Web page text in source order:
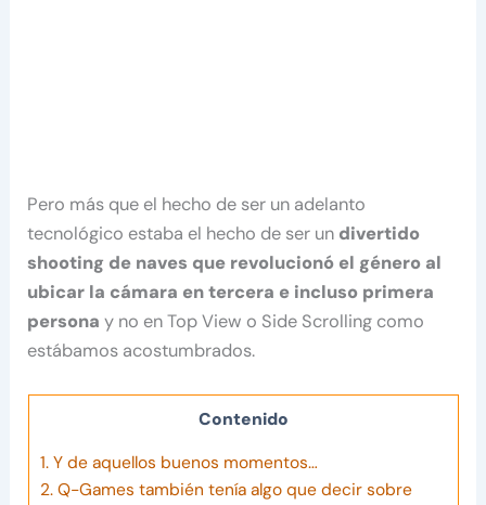
Pero más que el hecho de ser un adelanto
tecnológico estaba el hecho de ser un divertido
shooting de naves que revolucionó el género al
ubicar la cámara en tercera e incluso primera
persona y no en Top View o Side Scrolling como
estábamos acostumbrados.
Contenido
1.Y de aquellos buenos momentos…
2.Q-Games también tenía algo que decir sobre